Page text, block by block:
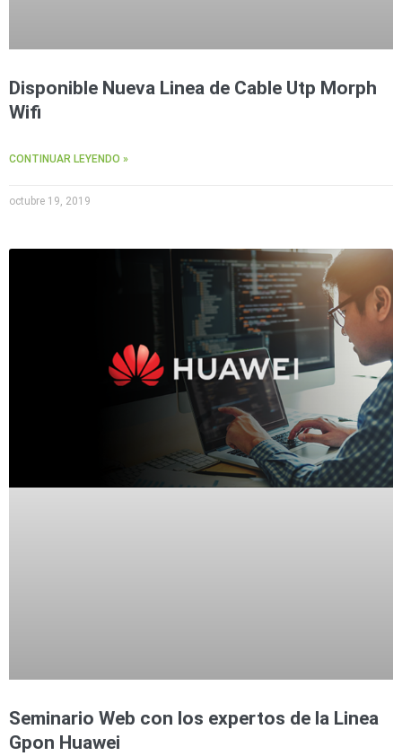
Disponible Nueva Linea de Cable Utp Morph
Wifi
CONTINUAR LEYENDO »
octubre 19, 2019
Seminario Web con los expertos de la Linea
Gpon Huawei